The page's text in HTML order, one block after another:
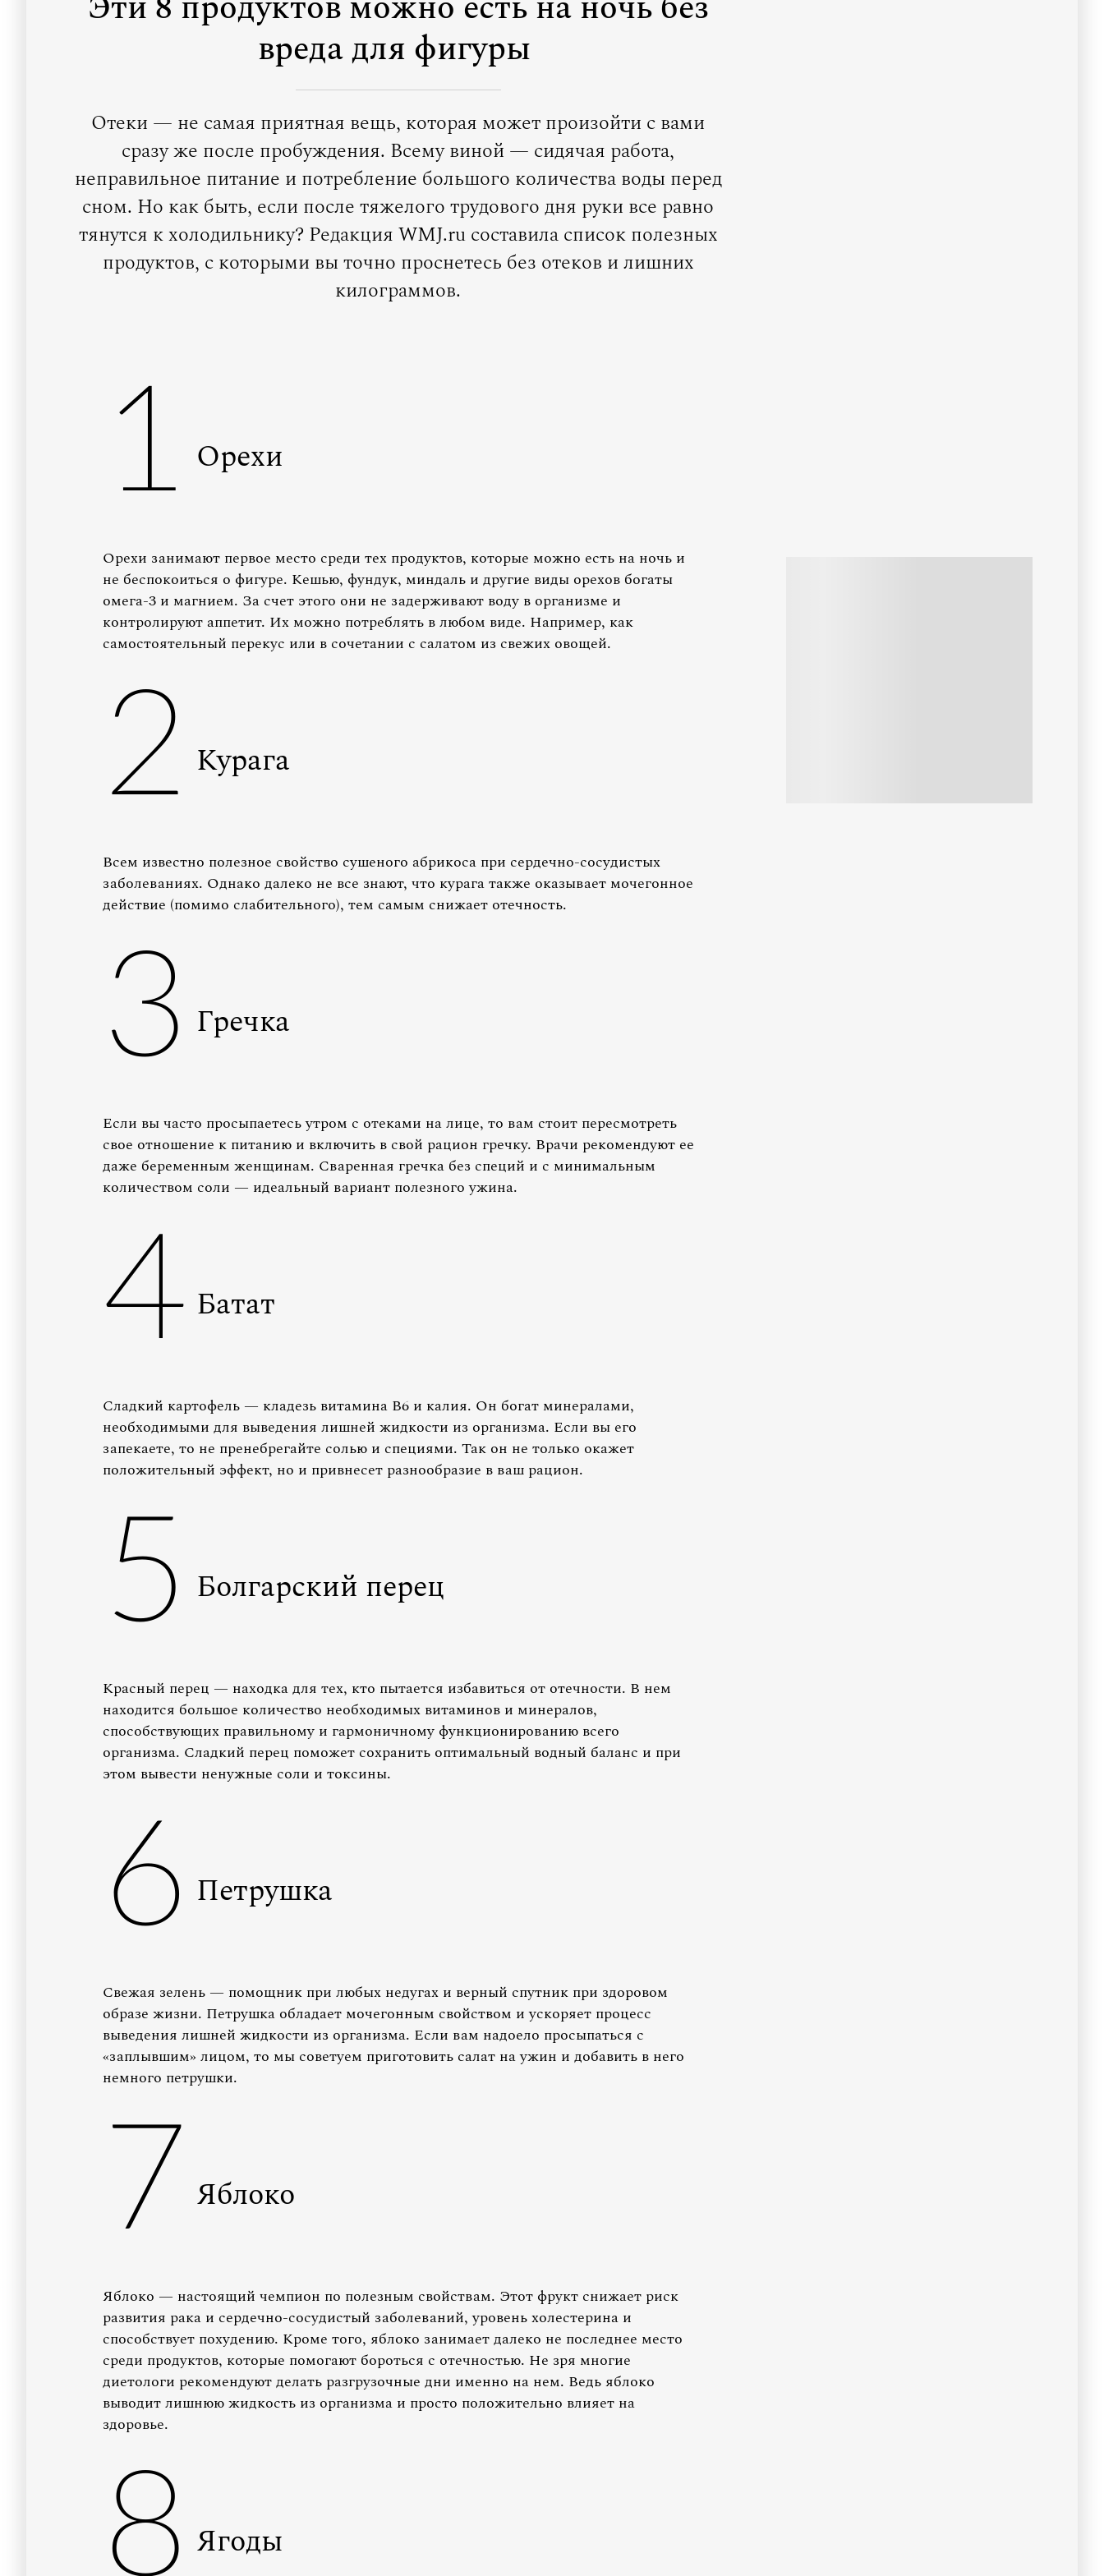
вреда для фигуры
Отеки — не самая приятная вещь, которая может произойти с вами
сразу же после пробуждения. Всему виной — сидячая работа,
неправильное питание и потребление большого количества воды перед
сном. Но как быть, если после тяжелого трудового дня руки все равно
тянутся к холодильнику? Редакция WMJ.ru составила список полезных
продуктов, с которыми вы точно проснетесь без отеков и лишних
килограммов.
1 Орехи
Орехи занимают первое место среди тех продуктов, которые можно есть на ночь и
не беспокоиться о фигуре. Кешью, фундук, миндаль и другие виды орехов богаты
омега-3 и магнием. За счет этого они не задерживают воду в организме и
контролируют аппетит. Их можно потреблять в любом виде. Например, как
самостоятельный перекус или в сочетании с салатом из свежих овощей.
2 Курага
Всем известно полезное свойство сушеного абрикоса при сердечно-сосудистых
заболеваниях. Однако далеко не все знают, что курага также оказывает мочегонное
действие (помимо слабительного), тем самым снижает отечность.
3 Гречка
Если вы часто просыпаетесь утром с отеками на лице, то вам стоит пересмотреть
свое отношение к питанию и включить в свой рацион гречку. Врачи рекомендуют ее
даже беременным женщинам. Сваренная гречка без специй и с минимальным
количеством соли — идеальный вариант полезного ужина.
4 Батат
Сладкий картофель — кладезь витамина В6 и калия. Он богат минералами,
необходимыми для выведения лишней жидкости из организма. Если вы его
запекаете, то не пренебрегайте солью и специями. Так он не только окажет
положительный эффект, но и привнесет разнообразие в ваш рацион.
5 Болгарский перец
Красный перец — находка для тех, кто пытается избавиться от отечности. В нем
находится большое количество необходимых витаминов и минералов,
способствующих правильному и гармоничному функционированию всего
организма. Сладкий перец поможет сохранить оптимальный водный баланс и при
этом вывести ненужные соли и токсины.
6 Петрушка
Свежая зелень — помощник при любых недугах и верный спутник при здоровом
образе жизни. Петрушка обладает мочегонным свойством и ускоряет процесс
выведения лишней жидкости из организма. Если вам надоело просыпаться с
«заплывшим» лицом, то мы советуем приготовить салат на ужин и добавить в него
немного петрушки.
7 Яблоко
Яблоко — настоящий чемпион по полезным свойствам. Этот фрукт снижает риск
развития рака и сердечно-сосудистый заболеваний, уровень холестерина и
способствует похудению. Кроме того, яблоко занимает далеко не последнее место
среди продуктов, которые помогают бороться с отечностью. Не зря многие
диетологи рекомендуют делать разгрузочные дни именно на нем. Ведь яблоко
выводит лишнюю жидкость из организма и просто положительно влияет на
здоровье.
8 Ягоды